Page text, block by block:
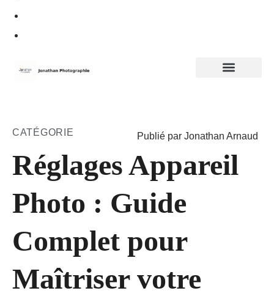
CATÉGORIE Publié par Jonathan Arnaud
Réglages Appareil
Photo : Guide
Complet pour
Maîtriser votre